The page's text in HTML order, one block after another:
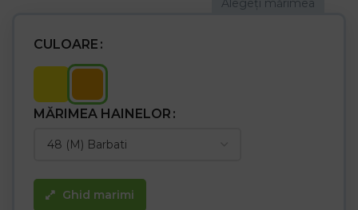
CULOARE
MĂRIMEA HAINELOR
Ghid marimi